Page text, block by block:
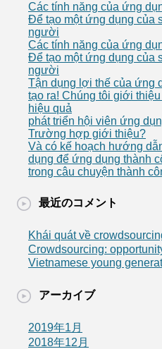
Các tính năng của ứng
Để tạo một ứng dụng của
người
Các tính năng của ứng
Để tạo một ứng dụng của
người
Tận dụng lợi thế của ứng
tạo ra! Chúng tôi giới
hiệu quả
phát triển hội viên ứng
Trường hợp giới thiệu?
Và có kế hoạch hướng
dụng để ứng dụng thành
trong câu chuyện thành
最近のコメント
Khái quát về
Crowdsourcing:
Vietnamese young
アーカイブ
2019年1月
2018年12月